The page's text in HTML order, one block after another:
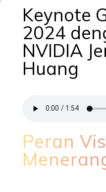
Keynote
2024
NVIDIA
Huang
Peran